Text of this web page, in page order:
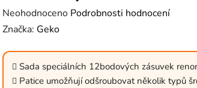
Průměrné
hodnocení
je
0,0
Neohodnoceno Podrobnosti hodnocení
Značka: Geko
Sada speciálních 12bodových zásuvek
Patice umožňují odšroubovat několik typů